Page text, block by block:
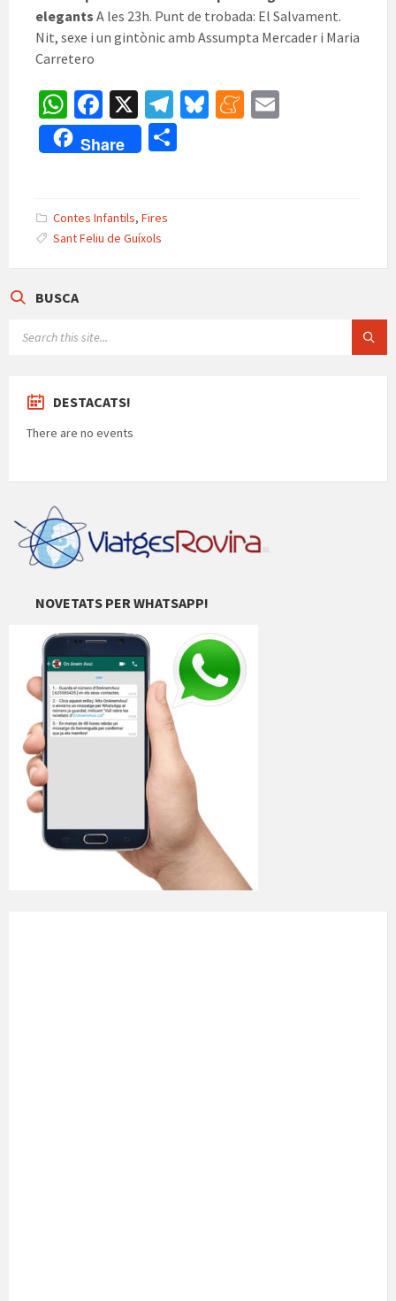
elegants A les 23h. Punt de trobada: El Salvament.
Nit, sexe i un gintònic amb Assumpta Mercader i Maria
Carretero
W
h
at
p
p
Fa
ce
b
o
k
X
Te
le
gr
Bl M
Share
te
Contes Infantils, Fires
Sant Feliu de Guíxols
BUSCA
DESTACATS!
There are no events
NOVETATS PER WHATSAPP!